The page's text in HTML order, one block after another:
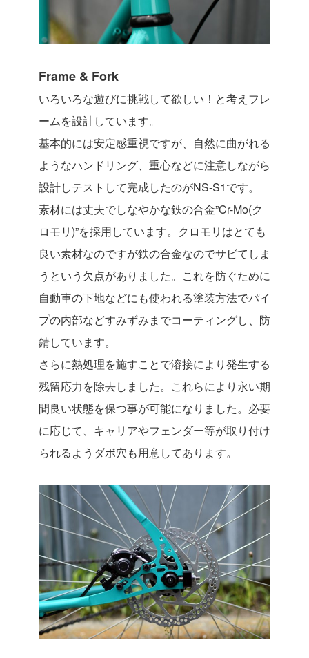
Frame & Fork
いろいろな遊びに挑戦して欲しい！と考えフレ
ームを設計しています。
基本的には安定感重視ですが、自然に曲がれる
ようなハンドリング、重心などに注意しながら
設計しテストして完成したのがNS-S1です。
素材には丈夫でしなやかな鉄の合金”Cr-Mo(ク
ロモリ)”を採用しています。クロモリはとても
良い素材なのですが鉄の合金なのでサビてしま
うという欠点がありました。これを防ぐために
自動車の下地などにも使われる塗装方法でパイ
プの内部などすみずみまでコーティングし、防
錆しています。
さらに熱処理を施すことで溶接により発生する
残留応力を除去しました。これらにより永い期
間良い状態を保つ事が可能になりました。必要
に応じて、キャリアやフェンダー等が取り付け
られるようダボ穴も用意してあります。